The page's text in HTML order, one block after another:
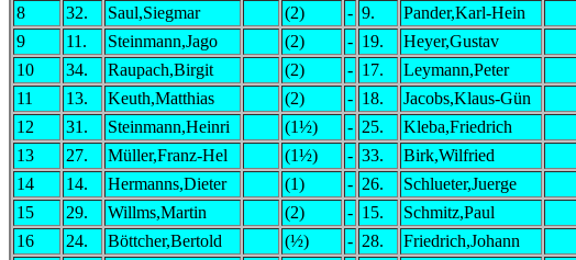
8
32. Saul,Siegmar (2) - 9. Pander,Karl-Hein
9
11. Steinmann,Jago (2) - 19. Heyer,Gustav
10
34. Raupach,Birgit (2) - 17. Leymann,Peter
11
13. Keuth,Matthias (2) - 18. Jacobs,Klaus-Gün
12
31. Steinmann,Heinri (1½) - 25. Kleba,Friedrich
13
27. Müller,Franz-Hel (1½) - 33. Birk,Wilfried
14
14. Hermanns,Dieter (1) - 26. Schlueter,Juerge
15
29. Willms,Martin (2) - 15. Schmitz,Paul
16
24. Böttcher,Bertold (½) - 28. Friedrich,Johann